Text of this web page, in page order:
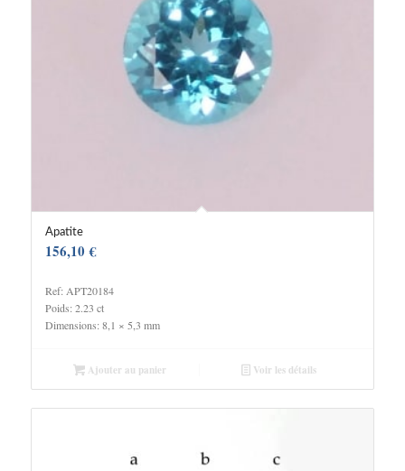
Apatite
156,10€
Ref: APT20184
Poids: 2.23 ct
Dimensions: 8,1 × 5,3 mm
Ajouter au panier Voir les détails